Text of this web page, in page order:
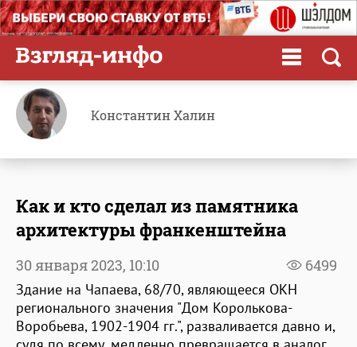
Константин Халин
Как и кто сделал из памятника
архитектуры франкенштейна
6499
30 января 2023, 10:10
Здание на Чапаева, 68/70, являющееся ОКН
регионального значения "Дом Королькова-
Воробьева, 1902-1904 гг.", разваливается давно и,